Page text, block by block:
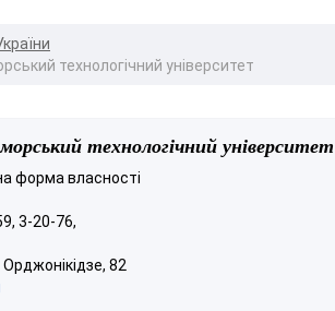
технологічний університет
технологічний університет
форма власності
3-20-76,
82